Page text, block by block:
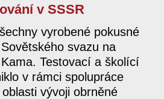
v SSSR
vyrobené pokusné
svazu na
Testovací a školící
v rámci spolupráce
vývoji obrněné